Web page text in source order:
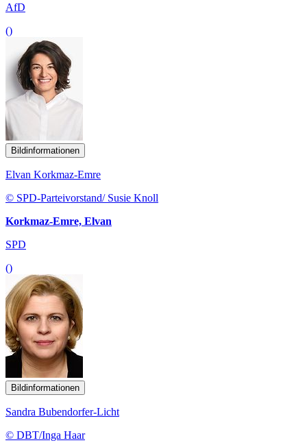
AfD
()
Bildinformationen
Elvan Korkmaz-Emre
© SPD-Parteivorstand/ Susie Knoll
Korkmaz-Emre, Elvan
SPD
()
Bildinformationen
Sandra Bubendorfer-Licht
© DBT/Inga Haar